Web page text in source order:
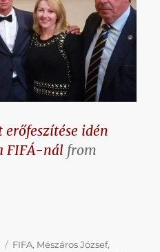
idén
FIFÁ-nál from
tapsoljuk meg mi is a
Címke
FIFA, Mészáros József,